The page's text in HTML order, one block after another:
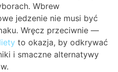
Wbrew
jedzenie nie musi być
Wręcz przeciwnie —
to okazja, by odkrywać
i smaczne alternatywy